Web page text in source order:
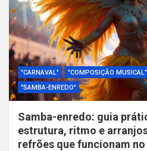
"CARNAVAL" "COMPOSIÇÃO MUSICAL"
"SAMBA-ENREDO"
Samba-enredo: guia
estrutura, ritmo e
refrões que funcionam no